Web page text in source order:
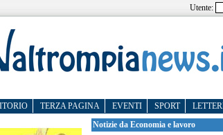
Utente:
TERZA PAGINA EVENTI SPORT
Notizie da Economia e lavoro